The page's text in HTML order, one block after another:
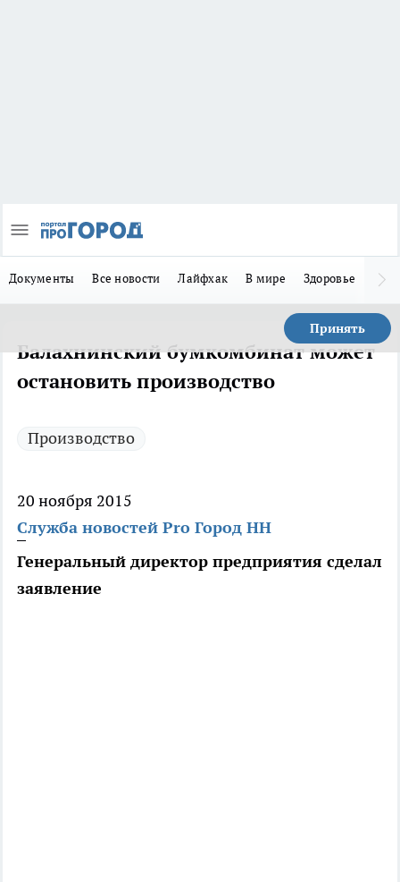
Документы Все новости Лайфхак В мире Здоровье
Принять
Балахнинский бумкомбинат может
остановить производство
Производство
20 ноября 2015
Служба новостей Pro Город НН
Генеральный директор предприятия сделал
заявление